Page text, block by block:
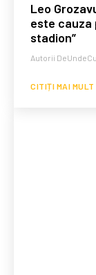
Leo
este cauza
stadion”
Autorii
CITIȚI MAI MULT